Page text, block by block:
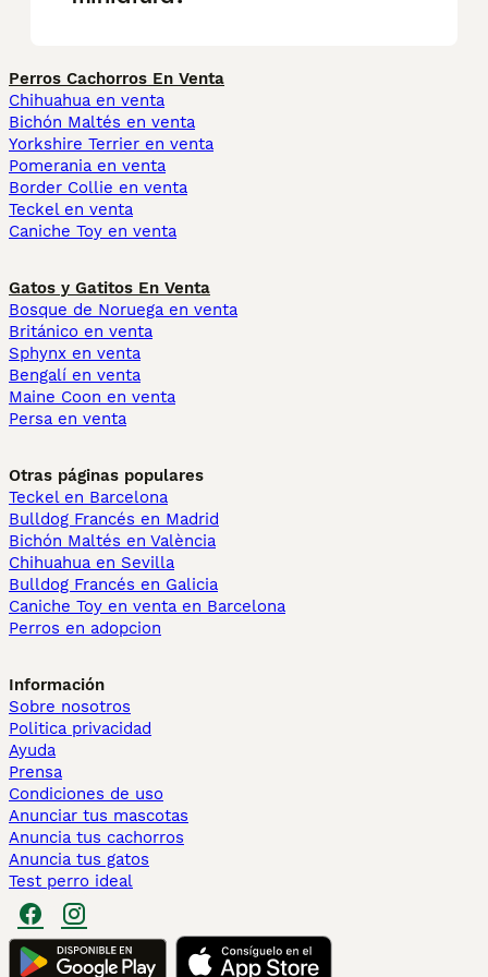
Perros Cachorros En Venta
Chihuahua en venta
Bichón Maltés en venta
Yorkshire Terrier en venta
Pomerania en venta
Border Collie en venta
Teckel en venta
Caniche Toy en venta
Gatos y Gatitos En Venta
Bosque de Noruega en venta
Británico en venta
Sphynx en venta
Bengalí en venta
Maine Coon en venta
Persa en venta
Otras páginas populares
Teckel en Barcelona
Bulldog Francés en Madrid
Bichón Maltés en València
Chihuahua en Sevilla
Bulldog Francés en Galicia
Caniche Toy en venta en Barcelona
Perros en adopcion
Información
Sobre nosotros
Politica privacidad
Ayuda
Prensa
Condiciones de uso
Anunciar tus mascotas
Anuncia tus cachorros
Anuncia tus gatos
Test perro ideal